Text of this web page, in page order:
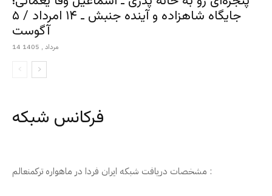
جایگاه شاهزاده و آینده جنبش ـ ۱۴ امرداد / ۵
آگوست
14 مرداد , 1405
فرکانس شبکه
مشخصات دریافت شبکه ایران فردا در ماهواره ترکمنعالم :